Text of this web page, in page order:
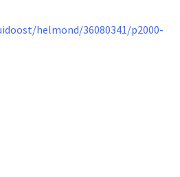
helmond/36080341/p2000-